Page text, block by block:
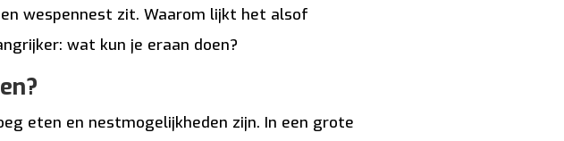
wespennest zit. Waarom lijkt het alsof
wat kun je eraan doen?
eten en nestmogelijkheden zijn. In een grote